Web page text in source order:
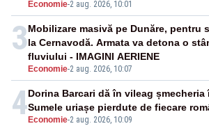
Economie-2 aug. 2026, 10:01
3
Economie-2 aug. 2026, 10:07
Mobilizare masivă pe Dunăre, pentru
la Cernavodă. Armata va detona o
fluviului - IMAGINI AERIENE
4 Economie-2 aug. 2026, 10:09
Dorina Barcari dă în vileag
Sumele uriașe pierdute de fiecare